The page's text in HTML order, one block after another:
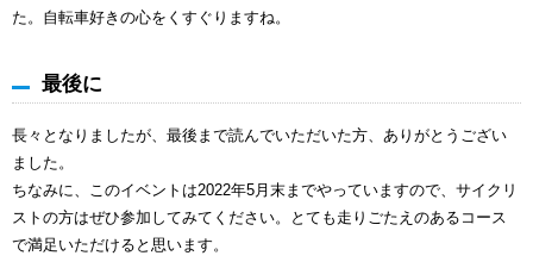
た。自転車好きの心をくすぐりますね。
最後に
長々となりましたが、最後まで読んでいただいた方、ありがとうござい
ました。
ちなみに、このイベントは2022年5月末までやっていますので、サイクリ
ストの方はぜひ参加してみてください。とても走りごたえのあるコース
で満足いただけると思います。